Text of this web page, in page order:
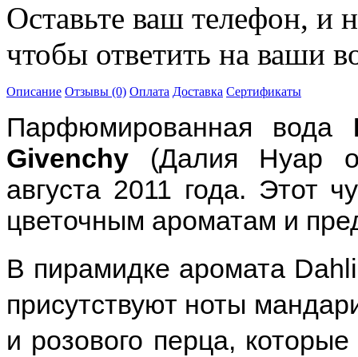
Оставьте ваш телефон, и
чтобы ответить на ваши
Описание Отзывы (0) Оплата Доставка Сертификаты
Парфюмированная вода
Givenchy (Далия Нуар
августа 2011 года. Этот
цветочным ароматам и
В пирамидке аромата
присутствуют ноты
и розового перца,